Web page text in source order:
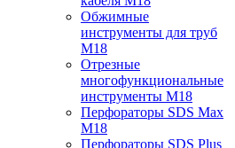
Обжимные
инструменты для труб
M18
Отрезные
многофункциональные
инструменты M18
Перфораторы SDS Max
M18
Перфораторы SDS Plus